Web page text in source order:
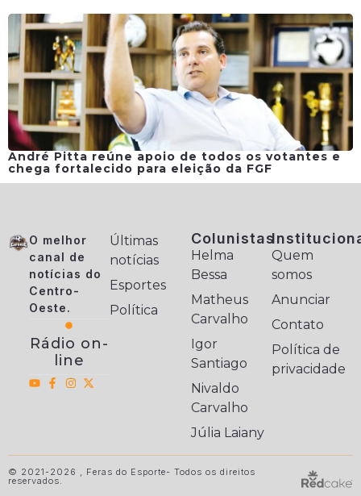
André Pitta reúne apoio de todos os votantes e
chega fortalecido para eleição da FGF
O melhor
canal de
notícias do
Centro-
Oeste.
Rádio on-
line
Últimas
notícias
Esportes
Política
Colunistas
Helma
Bessa
Matheus
Carvalho
Igor
Santiago
Nivaldo
Carvalho
Júlia Laiany
Quem
somos
Anunciar
Contato
Política de
privacidade
© 2021-2026 , Feras do Esporte- Todos os direitos
reservados.